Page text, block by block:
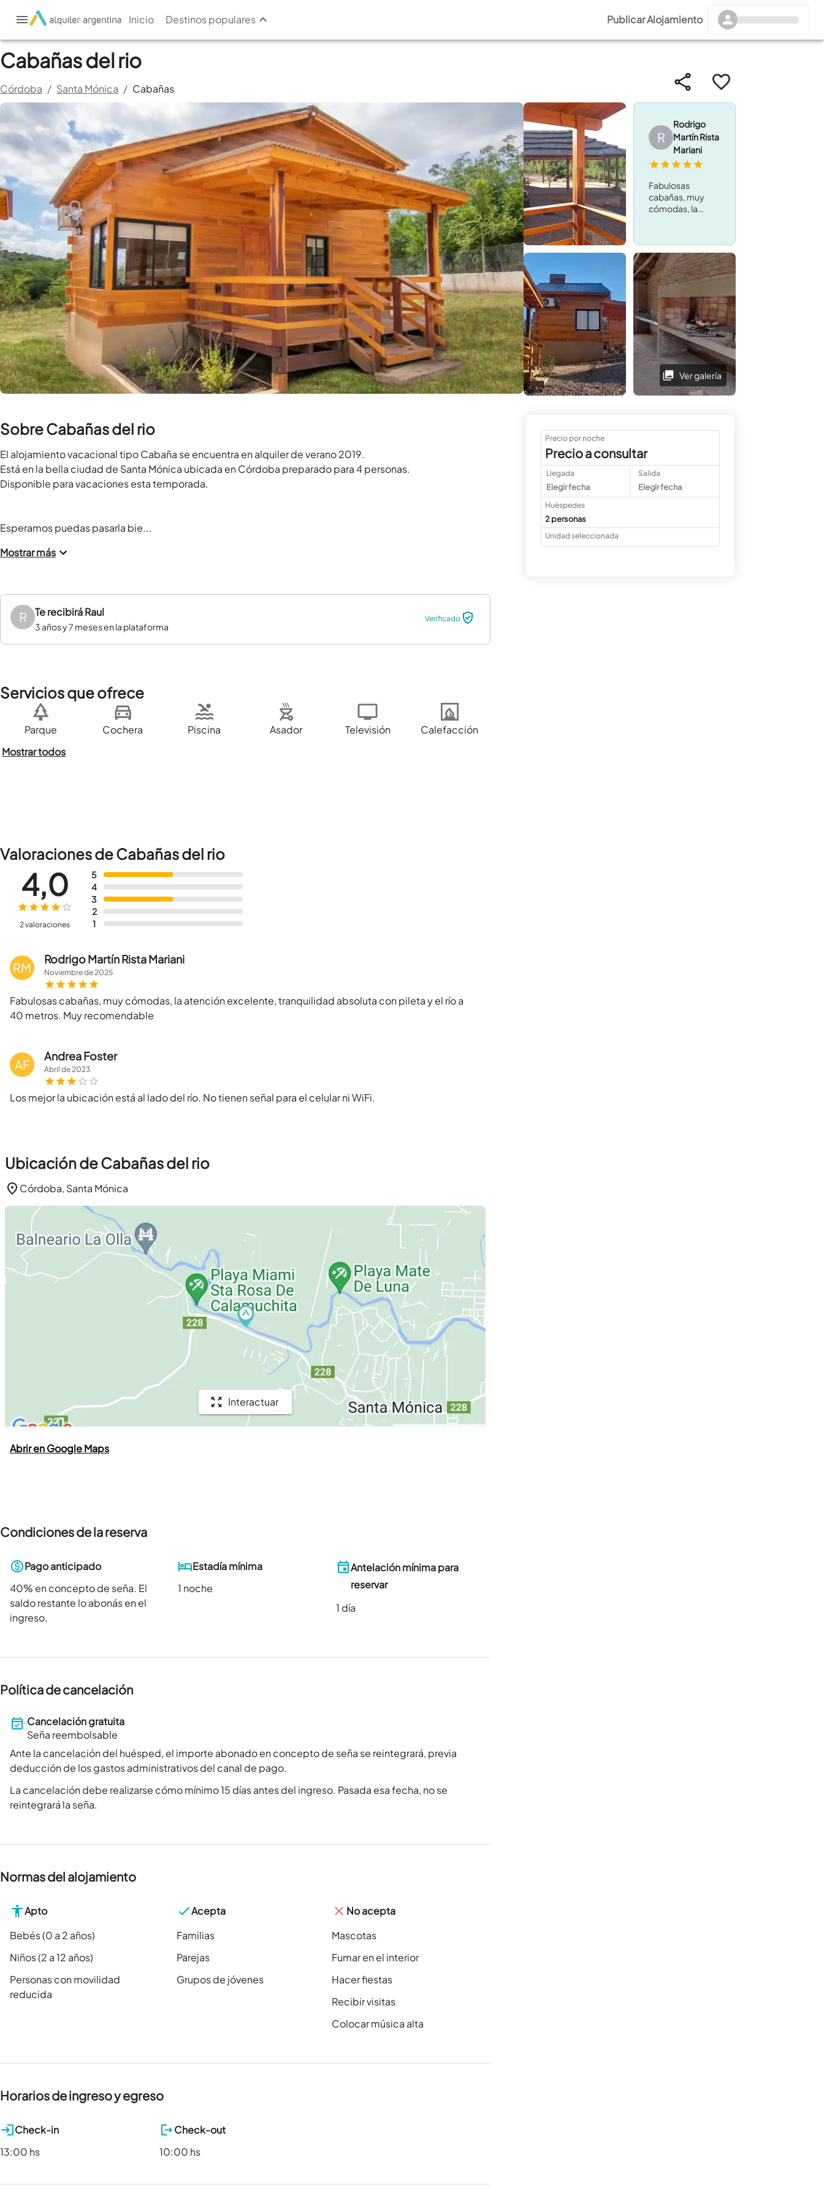
Inicio Destinos populares Publicar Alojamiento
Cabañas del rio
Córdoba / Santa Mónica / Cabañas
Ver galería
R
Rodrigo
Martín Rista
Mariani
Fabulosas
cabañas, muy
cómodas, la
tranquilidad
absoluta con
pileta y el río a 40
metros. Muy
recomendable
Ver galería
Sobre Cabañas del rio
El alojamiento vacacional tipo Cabaña se encuentra en alquiler de verano 2019.
Está en la bella ciudad de Santa Mónica ubicada en Córdoba preparado para 4 personas.
Disponible para vacaciones esta temporada.
Esperamos puedas pasarla bie...
Mostrar más
R Te recibiráRaul
3 años y 7 meses en la plataforma
Verificado
Servicios que ofrece
Parque Cochera Piscina Asador Televisión
Calefacción
Mostrar todos
Valoraciones de Cabañas del rio
5
4
3
2
1
4,0
2 valoraciones
RM
Rodrigo Martín Rista Mariani
Noviembrede2025
Fabulosas cabañas, muy cómodas, la atención excelente, tranquilidad absoluta con pileta y el río a
40 metros. Muy recomendable
AF
Andrea Foster
Abril de2023
Los mejor la ubicación está al lado del río. No tienen señal para el celular ni WiFi.
Ubicación de Cabañas del rio
Córdoba, Santa Mónica
Interactuar
Abrir en Google Maps
Condiciones de la reserva
Pago anticipado
40% en concepto de seña. El
saldo restante lo abonás en el
ingreso.
Estadía mínima
1 noche
Antelación mínima para
reservar
1 día
Política de cancelación
Cancelación gratuita
Seña reembolsable
Ante la cancelación del huésped, el importe abonado en concepto de seña se reintegrará, previa
deducción de los gastos administrativos del canal de pago.
La cancelación debe realizarse cómo mínimo 15 días antes del ingreso. Pasada esa fecha, no se
reintegrará la seña.
Normas del alojamiento
Apto
Bebés (0 a 2 años)
Niños (2 a 12 años)
Personas con movilidad
reducida
Acepta
Familias
Parejas
Grupos de jóvenes
No acepta
Mascotas
Fumar en el interior
Hacer fiestas
Recibir visitas
Colocar música alta
Horarios de ingreso y egreso
Check-in
13:00 hs
Check-out
10:00 hs
Precio por noche
Precio a consultar
Llegada
Elegir fecha
Salida
Elegir fecha
Huéspedes
2 personas
Unidad seleccionada